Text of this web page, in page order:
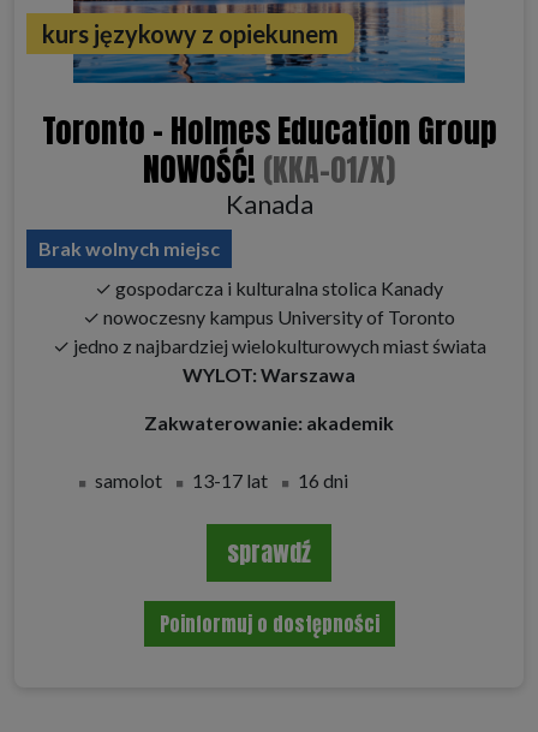
kurs językowy z opiekunem
Toronto - Holmes Education Group
NOWOŚĆ! (KKA-01/X)
Kanada
Brak wolnych miejsc
✓ gospodarcza i kulturalna stolica Kanady
✓ nowoczesny kampus University of Toronto
✓ jedno z najbardziej wielokulturowych miast świata
WYLOT: Warszawa
Zakwaterowanie: akademik
samolot 13-17 lat 16 dni
sprawdź
Poinformuj o dostępności